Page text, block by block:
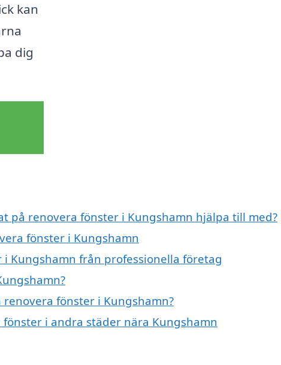
kan
dig
på renovera fönster i Kungshamn hjälpa till med?
fönster i Kungshamn
Kungshamn från professionella företag
fönster i Kungshamn?
i andra städer nära Kungshamn